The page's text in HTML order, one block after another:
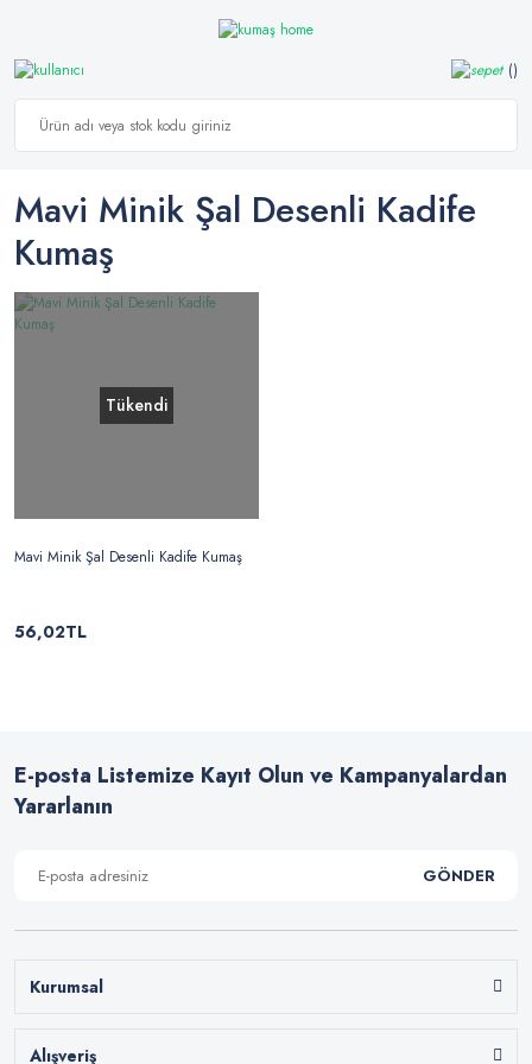
Mavi Minik Şal Desenli Kadife
Kumaş
Tükendi
Mavi Minik Şal Desenli Kadife Kumaş
56,02TL
E-posta Listemize Kayıt Olun ve Kampanyalardan
Yararlanın
GÖNDER
Kurumsal
Alışveriş